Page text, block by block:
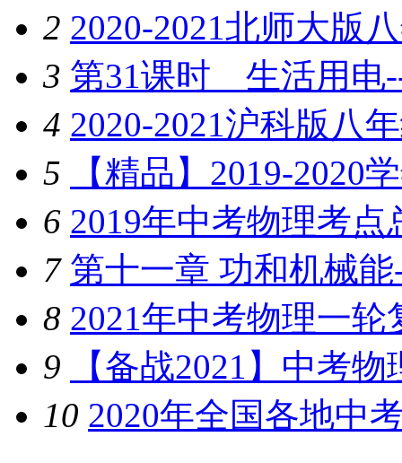
2 2020-2021北师大版
3 第31课时 生活用电
4 2020-2021沪科版八
5
【精品】2019-2020
6 2019年中考物理考
7 第十一章 功和机械
8 2021年中考物理一
9
【备战2021】中考
10 2020年全国各地中